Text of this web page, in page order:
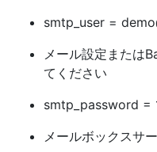
smtp_user =
メール設定または
てください
smtp_password =
メールボックスサ